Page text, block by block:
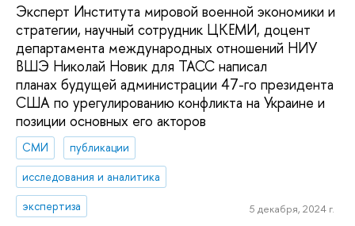
Эксперт Института мировой военной экономики и
стратегии, научный сотрудник ЦКЕМИ, доцент
департамента международных отношений НИУ
ВШЭ Николай Новик для ТАСС написал
планах будущей администрации 47-го президента
США по урегулированию конфликта на Украине и
позиции основных его акторов
СМИ
публикации
исследования и аналитика
экспертиза
5 декабря, 2024 г.